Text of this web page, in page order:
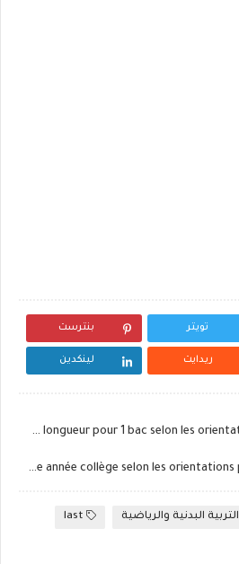
تويتر بنترست
ريدايت لينكدين
Un tres bon cycle du saut en longueur pour 1 bac selon les orientations pedagogiques 2007 ‏
un tres bon cycle de foot ball pour les 3eme année collège selon les orientations pedagogiques Aout 2009
التربية البدنية والرياضية
last